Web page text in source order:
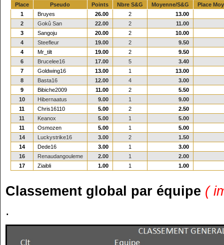
Place Pseudo Points Nbre S&G Moyenne/S&G
Place
1
Bruyes 26.00 2
13.00
2
Gokû San 22.00 2
11.00
3
Sangoju 20.00 2
10.00
4
Steefleur 19.00 2
9.50
4
Mr_tilt 19.00 2
9.50
6
Brucelee16 17.00 5
3.40
7
Goldwing16 13.00 1
13.00
8
Basta16 12.00 4
3.00
9
Bibiche2009 11.00 2
5.50
10
Hibernaatus 9.00 1
9.00
11
Chris16110 5.00 2
2.50
11
Keanox 5.00 1
5.00
11
Osmozen 5.00 1
5.00
14
Luckystrike16 3.00 2
1.50
14
Dede16 3.00 1
3.00
16
Renaudangouleme 2.00 1
2.00
17
Ziaibli 1.00 1 1.00
Classement global par équipe (
.